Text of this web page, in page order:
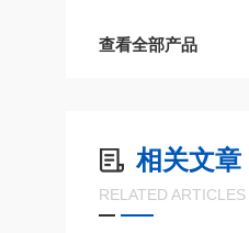
查看全部产品
相关文章
RELATED ARTICLES